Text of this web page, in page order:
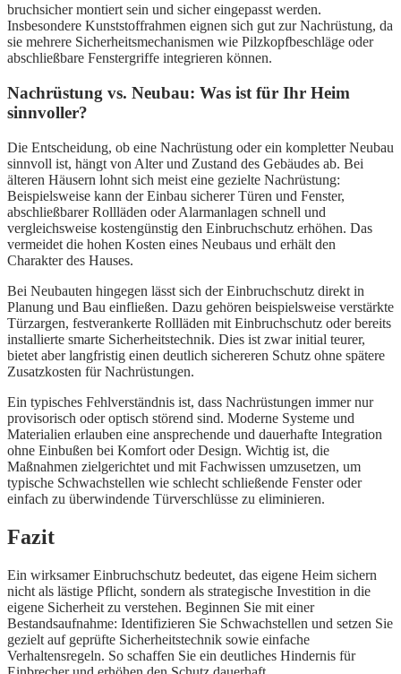
bruchsicher montiert sein und sicher eingepasst werden.
Insbesondere Kunststoffrahmen eignen sich gut zur Nachrüstung, da
sie mehrere Sicherheitsmechanismen wie Pilzkopfbeschläge oder
abschließbare Fenstergriffe integrieren können.
Nachrüstung vs. Neubau: Was ist für Ihr Heim
sinnvoller?
Die Entscheidung, ob eine Nachrüstung oder ein kompletter Neubau
sinnvoll ist, hängt von Alter und Zustand des Gebäudes ab. Bei
älteren Häusern lohnt sich meist eine gezielte Nachrüstung:
Beispielsweise kann der Einbau sicherer Türen und Fenster,
abschließbarer Rollläden oder Alarmanlagen schnell und
vergleichsweise kostengünstig den Einbruchschutz erhöhen. Das
vermeidet die hohen Kosten eines Neubaus und erhält den
Charakter des Hauses.
Bei Neubauten hingegen lässt sich der Einbruchschutz direkt in
Planung und Bau einfließen. Dazu gehören beispielsweise verstärkte
Türzargen, festverankerte Rollläden mit Einbruchschutz oder bereits
installierte smarte Sicherheitstechnik. Dies ist zwar initial teurer,
bietet aber langfristig einen deutlich sichereren Schutz ohne spätere
Zusatzkosten für Nachrüstungen.
Ein typisches Fehlverständnis ist, dass Nachrüstungen immer nur
provisorisch oder optisch störend sind. Moderne Systeme und
Materialien erlauben eine ansprechende und dauerhafte Integration
ohne Einbußen bei Komfort oder Design. Wichtig ist, die
Maßnahmen zielgerichtet und mit Fachwissen umzusetzen, um
typische Schwachstellen wie schlecht schließende Fenster oder
einfach zu überwindende Türverschlüsse zu eliminieren.
Fazit
Ein wirksamer Einbruchschutz bedeutet, das eigene Heim sichern
nicht als lästige Pflicht, sondern als strategische Investition in die
eigene Sicherheit zu verstehen. Beginnen Sie mit einer
Bestandsaufnahme: Identifizieren Sie Schwachstellen und setzen Sie
gezielt auf geprüfte Sicherheitstechnik sowie einfache
Verhaltensregeln. So schaffen Sie ein deutliches Hindernis für